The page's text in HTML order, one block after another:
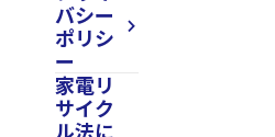
バシー
ポリシ
ー
arrow_forward_ios
家電リ
サイク
ル法に